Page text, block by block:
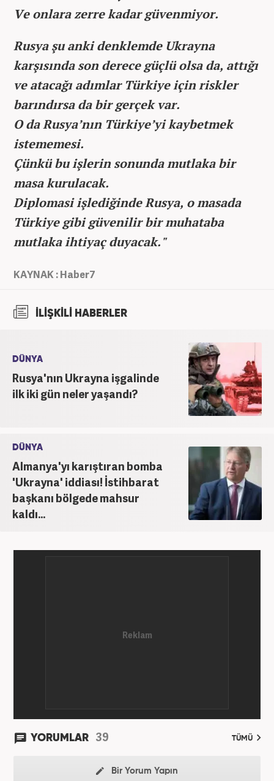
Ve onlara zerre kadar güvenmiyor.
Rusya şu anki denklemde Ukrayna
karşısında son derece güçlü olsa da, attığı
ve atacağı adımlar Türkiye için riskler
barındırsa da bir gerçek var.
O da Rusya’nın Türkiye’yi kaybetmek
istememesi.
Çünkü bu işlerin sonunda mutlaka bir
masa kurulacak.
Diplomasi işlediğinde Rusya, o masada
Türkiye gibi güvenilir bir muhataba
mutlaka ihtiyaç duyacak."
KAYNAK : Haber7
İLİŞKİLİ HABERLER
DÜNYA
Rusya'nın Ukrayna işgalinde
ilk iki gün neler yaşandı?
DÜNYA
Almanya'yı karıştıran bomba
'Ukrayna' iddiası! İstihbarat
başkanı bölgede mahsur
kaldı...
YORUMLAR 39 TÜMÜ
Bir Yorum Yapın